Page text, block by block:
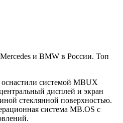
и BMW в России. Топ
системой MBUX
дисплей и экран
стеклянной поверхностью.
система MB.OS с